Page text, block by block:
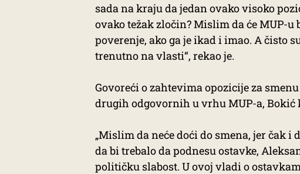
sada na kraju da jedan ovako visoko
ovako težak zločin? Mislim da će MUP-
poverenje, ako ga je ikad i imao. A čisto
trenutno na vlasti“, rekao je.
Govoreći o zahtevima opozicije za
drugih odgovornih u vrhu MUP-a, Bokić
„Mislim da neće doći do smena, jer čak
da bi trebalo da podnesu ostavke,
političku slabost. U ovoj vladi o